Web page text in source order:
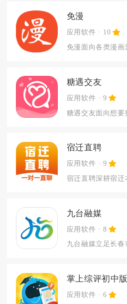
免漫
应用软件 10
糖遇交友
应用软件 9
宿迁直聘
应用软件 9
九台融媒
应用软件 8
掌上综评初中版
应用软件 6